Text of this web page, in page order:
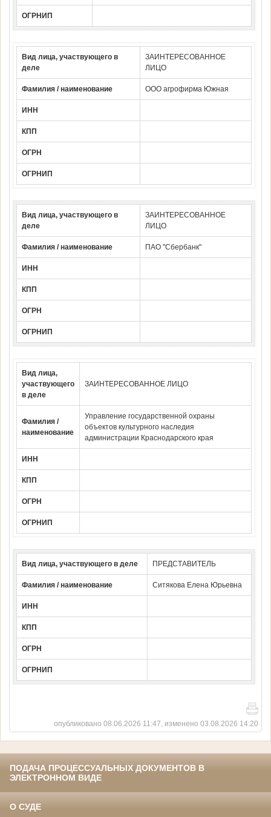
ОГРНИП
Вид лица, участвующего в
деле
ЗАИНТЕРЕСОВАННОЕ
ЛИЦО
Фамилия / наименование ООО агрофирма Южная
ИНН
КПП
ОГРН
ОГРНИП
Вид лица, участвующего в
деле
ЗАИНТЕРЕСОВАННОЕ
ЛИЦО
Фамилия / наименование ПАО "Сбербанк"
ИНН
КПП
ОГРН
ОГРНИП
Вид лица,
участвующего
в деле
ЗАИНТЕРЕСОВАННОЕ ЛИЦО
Фамилия /
наименование
Управление государственной охраны
объектов культурного наследия
администрации Краснодарского края
ИНН
КПП
ОГРН
ОГРНИП
Вид лица, участвующего в деле ПРЕДСТАВИТЕЛЬ
Фамилия / наименование Ситякова Елена Юрьевна
ИНН
КПП
ОГРН
ОГРНИП
опубликовано 08.06.2026 11:47, изменено 03.08.2026 14:20
ПОДАЧА ПРОЦЕССУАЛЬНЫХ ДОКУМЕНТОВ В
ЭЛЕКТРОННОМ ВИДЕ
О СУДЕ